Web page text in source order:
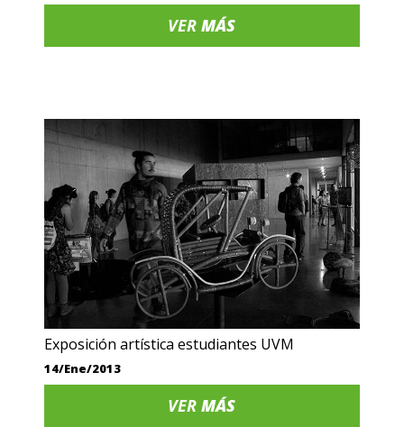
VERMÁS
Exposición artística estudiantes UVM
14/Ene/2013
VERMÁS